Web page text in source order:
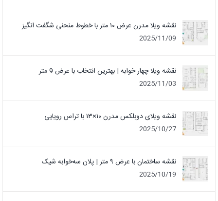
نقشه ویلا مدرن عرض ۱۰ متر با خطوط منحنی شگفت انگیز
2025/11/09
نقشه ویلا چهار خوابه | بهترین انتخاب با عرض 9 متر
2025/11/03
نقشه ویلای دوبلکس مدرن ۱۰×۱۳ با تراس رویایی
2025/10/27
نقشه ساختمان با عرض ۹ متر | پلان سه‌خوابه شیک
2025/10/19